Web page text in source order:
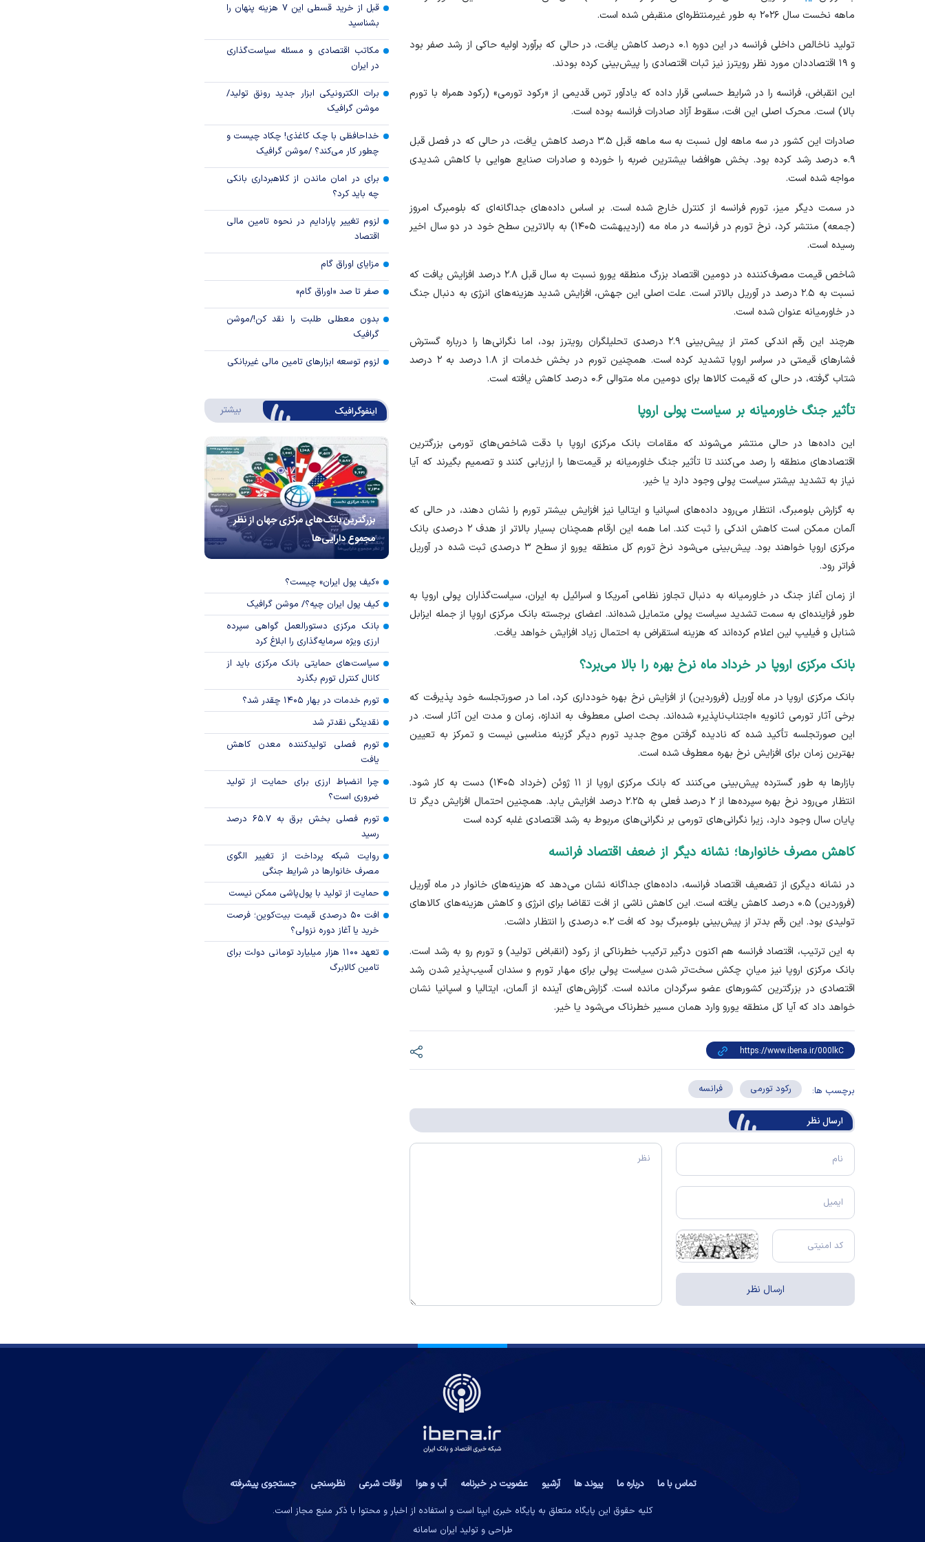
ماهه نخست سال ۲۰۲۶ به طور غیرمنتظره‌ای منقبض شده است.
تولید ناخالص داخلی فرانسه در این دوره ۰.۱ درصد کاهش یافت، در حالی که برآورد اولیه حاکی از رشد صفر بود
و ۱۹ اقتصاددان مورد نظر رویترز نیز ثبات اقتصادی را پیش‌بینی کرده بودند.
این انقباض، فرانسه را در شرایط حساسی قرار داده که یادآور ترس قدیمی از «رکود تورمی» (رکود همراه با تورم
بالا) است. محرک اصلی این افت، سقوط آزاد صادرات فرانسه بوده است.
صادرات این کشور در سه ماهه اول نسبت به سه ماهه قبل ۳.۵ درصد کاهش یافت، در حالی که در فصل قبل
۰.۹ درصد رشد کرده بود. بخش هوافضا بیشترین ضربه را خورده و صادرات صنایع هوایی با کاهش شدیدی
مواجه شده است.
در سمت دیگر میز، تورم فرانسه از کنترل خارج شده است. بر اساس داده‌های جداگانه‌ای که بلومبرگ امروز
(جمعه) منتشر کرد، نرخ تورم در فرانسه در ماه مه (اردیبهشت ۱۴۰۵) به بالاترین سطح خود در دو سال اخیر
رسیده است.
شاخص قیمت مصرف‌کننده در دومین اقتصاد بزرگ منطقه یورو نسبت به سال قبل ۲.۸ درصد افزایش یافت که
نسبت به ۲.۵ درصد در آوریل بالاتر است. علت اصلی این جهش، افزایش شدید هزینه‌های انرژی به دنبال جنگ
در خاورمیانه عنوان شده است.
هرچند این رقم اندکی کمتر از پیش‌بینی ۲.۹ درصدی تحلیلگران رویترز بود، اما نگرانی‌ها را درباره گسترش
فشار‌های قیمتی در سراسر اروپا تشدید کرده است. همچنین تورم در بخش خدمات از ۱.۸ درصد به ۲ درصد
شتاب گرفته، در حالی که قیمت کالا‌ها برای دومین ماه متوالی ۰.۶ درصد کاهش یافته است.
تأثیر جنگ خاورمیانه بر سیاست پولی اروپا
این داده‌ها در حالی منتشر می‌شوند که مقامات بانک مرکزی اروپا با دقت شاخص‌های تورمی بزرگترین
اقتصاد‌های منطقه را رصد می‌کنند تا تأثیر جنگ خاورمیانه بر قیمت‌ها را ارزیابی کنند و تصمیم بگیرند که آیا
نیاز به تشدید بیشتر سیاست پولی وجود دارد یا خیر.
به گزارش بلومبرگ، انتظار می‌رود داده‌های اسپانیا و ایتالیا نیز افزایش بیشتر تورم را نشان دهند، در حالی که
آلمان ممکن است کاهش اندکی را ثبت کند. اما همه این ارقام همچنان بسیار بالاتر از هدف ۲ درصدی بانک
مرکزی اروپا خواهند بود. پیش‌بینی می‌شود نرخ تورم کل منطقه یورو از سطح ۳ درصدی ثبت شده در آوریل
فراتر رود.
از زمان آغاز جنگ در خاورمیانه به دنبال تجاوز نظامی آمریکا و اسرائیل به ایران، سیاست‌گذاران پولی اروپا به
طور فزاینده‌ای به سمت تشدید سیاست پولی متمایل شده‌اند. اعضای برجسته بانک مرکزی اروپا از جمله ایزابل
شنابل و فیلیپ لین اعلام کرده‌اند که هزینه استقراض به احتمال زیاد افزایش خواهد یافت.
بانک مرکزی اروپا در خرداد ماه نرخ بهره را بالا می‌برد؟
بانک مرکزی اروپا در ماه آوریل (فروردین) از افزایش نرخ بهره خودداری کرد، اما در صورتجلسه خود پذیرفت که
برخی آثار تورمی ثانویه «اجتناب‌ناپذیر» شده‌اند. بحث اصلی معطوف به اندازه، زمان و مدت این آثار است. در
این صورتجلسه تأکید شده که نادیده گرفتن موج جدید تورم دیگر گزینه مناسبی نیست و تمرکز به تعیین
بهترین زمان برای افزایش نرخ بهره معطوف شده است.
بازار‌ها به طور گسترده پیش‌بینی می‌کنند که بانک مرکزی اروپا از ۱۱ ژوئن (خرداد ۱۴۰۵) دست به کار شود.
انتظار می‌رود نرخ بهره سپرده‌ها از ۲ درصد فعلی به ۲.۲۵ درصد افزایش یابد. همچنین احتمال افزایش دیگر تا
پایان سال وجود دارد، زیرا نگرانی‌های تورمی بر نگرانی‌های مربوط به رشد اقتصادی غلبه کرده است
کاهش مصرف خانوارها؛ نشانه دیگر از ضعف اقتصاد فرانسه
در نشانه دیگری از تضعیف اقتصاد فرانسه، داده‌های جداگانه نشان می‌دهد که هزینه‌های خانوار در ماه آوریل
(فروردین) ۰.۵ درصد کاهش یافته است. این کاهش ناشی از افت تقاضا برای انرژی و کاهش هزینه‌های کالا‌های
تولیدی بود. این رقم بدتر از پیش‌بینی بلومبرگ بود که افت ۰.۲ درصدی را انتظار داشت.
به این ترتیب، اقتصاد فرانسه هم اکنون درگیر ترکیب خطرناکی از رکود (انقباض تولید) و تورم رو به رشد است.
بانک مرکزی اروپا نیز میانِ چکش سخت‌تر شدن سیاست پولی برای مهار تورم و سندان آسیب‌پذیر شدن رشد
اقتصادی در بزرگترین کشور‌های عضو سرگردان مانده است. گزارش‌های آینده از آلمان، ایتالیا و اسپانیا نشان
خواهد داد که آیا کل منطقه یورو وارد همان مسیر خطرناک می‌شود یا خیر.
برچسب ها: رکود تورمی فرانسه
ارسال‌ نظر
سهم جهش یافته اوراق مالی اسلامی در
تامین منابع دولت
چگونه از کارت‌های بانکی کمتر استفاده
کنیم تا حساب‌های اصلی ایمن‌تر بمانند؟
قبل از خرید قسطی این ۷ هزینه پنهان را
بشناسید
مکاتب اقتصادی و مسئله سیاست‌گذاری
در ایران
برات الکترونیکی ابزار جدید رونق تولید/
موشن گرافیک
خداحافظی با چک کاغذی! چکاد چیست و
چطور کار می‌کند؟ /موشن گرافیک
برای در امان ماندن از کلاهبرداری بانکی
چه باید کرد؟
لزوم تغییر پارادایم در نحوه تامین مالی
اقتصاد
مزایای اوراق گام
صفر تا صد «اوراق گام»
بدون معطلی طلبت را نقد کن!/موشن
گرافیک
لزوم توسعه ابزارهای تامین مالی غیربانکی
اینفوگرافیک بیشتر درباره اینفوگرافیک
بزرگترین بانک‌های مرکزی جهان از نظر
مجموع دارایی‌ها
«کیف پول ایران» چیست؟
کیف پول ایران چیه؟/ موشن گرافیک
بانک مرکزی دستورالعمل گواهی سپرده
ارزی ویژه سرمایه‌گذاری را ابلاغ کرد
سیاست‌های حمایتی بانک مرکزی باید از
کانال کنترل تورم بگذرد
تورم خدمات در بهار ۱۴۰۵ چقدر شد؟
نقدینگی نقدتر شد
تورم فصلی تولیدکننده معدن کاهش
یافت
چرا انضباط ارزی برای حمایت از تولید
ضروری است؟
تورم فصلی بخش برق به ۶۵.۷ درصد
رسید
روایت شبکه پرداخت از تغییر الگوی
مصرف خانوار‌ها در شرایط جنگی
حمایت از تولید با پول‌پاشی ممکن نیست
افت ۵۰ درصدی قیمت بیت‌کوین؛ فرصت
خرید یا آغاز دوره نزولی؟
تعهد ۱۱۰۰ هزار میلیارد تومانی دولت برای
تامین کالابرگ
تماس با ما درباره ما پیوند ها آرشیو عضویت در خبرنامه آب و هوا اوقات شرعی نظرسنجی
جستجوی پیشرفته
کلیه حقوق این پایگاه متعلق به پایگاه خبری ایبِنا است و استفاده از اخبار و محتوا با ذکر منبع مجاز است.
طراحی و تولید ایران سامانه